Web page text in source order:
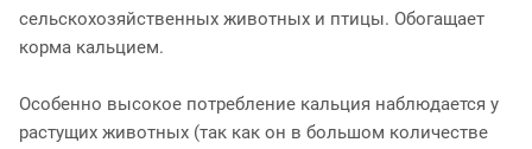
сельскохозяйственных животных и птицы. Обогащает
корма кальцием.
Особенно высокое потребление кальция наблюдается у
растущих животных (так как он в большом количестве